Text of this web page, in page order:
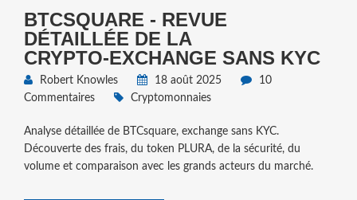
BTCSQUARE - REVUE
DÉTAILLÉE DE LA
CRYPTO‑EXCHANGE SANS KYC
Robert Knowles 18 août 2025
10
Commentaires
Cryptomonnaies
Analyse détaillée de BTCsquare, exchange sans KYC.
Découverte des frais, du token PLURA, de la sécurité, du
volume et comparaison avec les grands acteurs du marché.